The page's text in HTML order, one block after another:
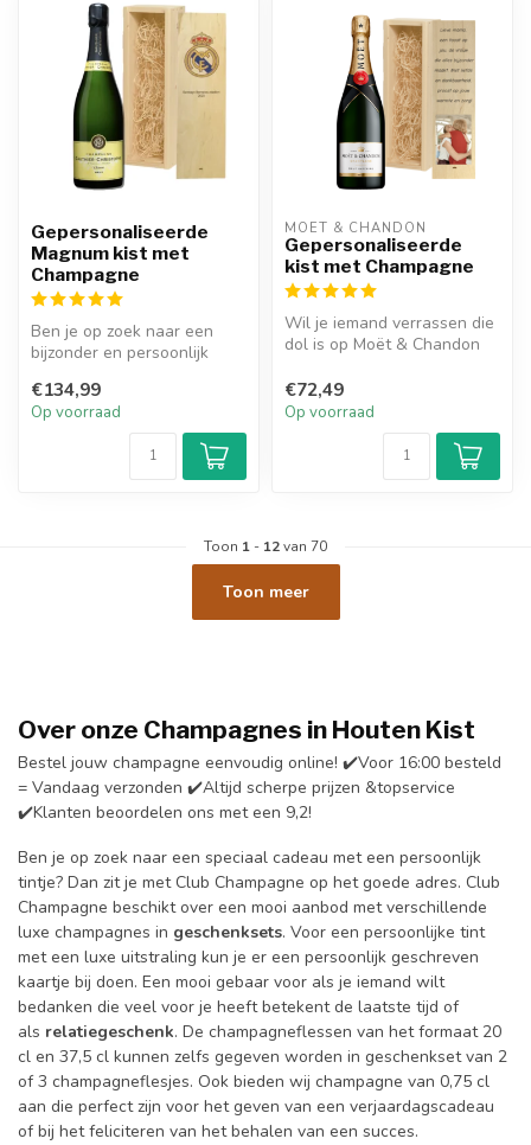
Gepersonaliseerde
Magnum kist met
Champagne
Ben je op zoek naar een
bijzonder en persoonlijk
champagneliefhe...
€134,99
Op voorraad
MOËT & CHANDON
Gepersonaliseerde
kist met Champagne
Wil je iemand verrassen die
dol is op Moët & Chandon
speciaal ...
€72,49
Op voorraad
Toon 1 - 12van 70
Toon meer
Over onze Champagnes in Houten Kist
Bestel jouw champagne eenvoudig online! ✔️Voor 16:00 besteld
= Vandaag verzonden ✔️Altijd scherpe prijzen &topservice
✔️Klanten beoordelen ons met een 9,2!
Ben je op zoek naar een speciaal cadeau met een persoonlijk
tintje? Dan zit je met Club Champagne op het goede adres. Club
Champagne beschikt over een mooi aanbod met verschillende
luxe champagnes in geschenksets. Voor een persoonlijke tint
met een luxe uitstraling kun je er een persoonlijk geschreven
kaartje bij doen. Een mooi gebaar voor als je iemand wilt
bedanken die veel voor je heeft betekent de laatste tijd of
als relatiegeschenk. De champagneflessen van het formaat 20
cl en 37,5 cl kunnen zelfs gegeven worden in geschenkset van 2
of 3 champagneflesjes. Ook bieden wij champagne van 0,75 cl
aan die perfect zijn voor het geven van een verjaardagscadeau
of bij het feliciteren van het behalen van een succes.